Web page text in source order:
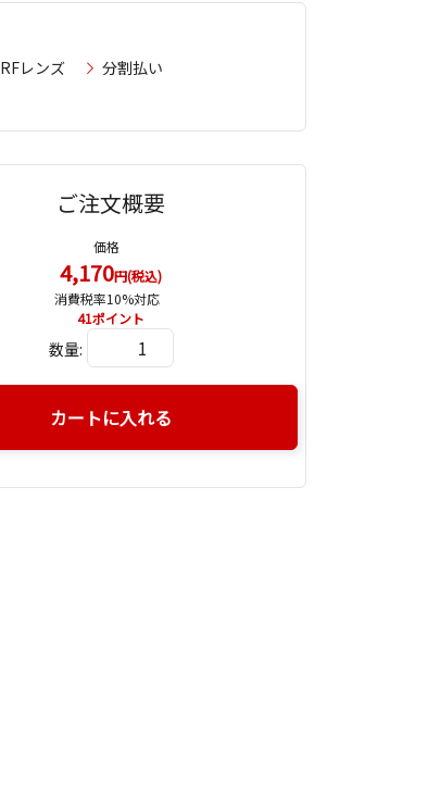
RFレンズ 分割払い
ご注文概要
価格
4,170円(税込)
消費税率10%対応
41ポイント
数量:
カートに入れる